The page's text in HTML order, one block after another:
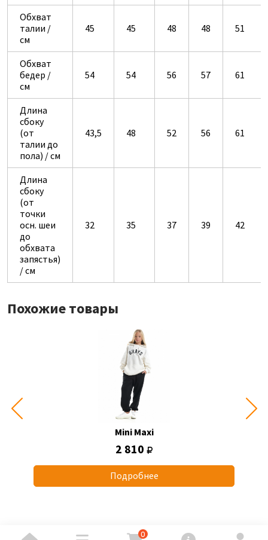
Обхват
талии /
см
45 45 48 48 51
Обхват
бедер /
см
54 54 56 57 61
Длина
сбоку
(от
талии до
пола) / см
43,5 48 52 56 61
Длина
сбоку
(от
точки
осн. шеи
до
обхвата
запястья)
/ см
32 35 37 39 42
Похожие товары
Mini Maxi
2 810
Подробнее
0